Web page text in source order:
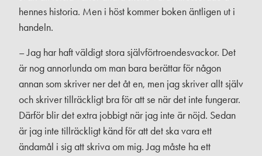
hennes historia. Men i höst kommer boken äntligen ut i
handeln.
– Jag har haft väldigt stora självförtroendesvackor. Det
är nog annorlunda om man bara berättar för någon
annan som skriver ner det åt en, men jag skriver allt själv
och skriver tillräckligt bra för att se när det inte fungerar.
Därför blir det extra jobbigt när jag inte är nöjd. Sedan
är jag inte tillräckligt känd för att det ska vara ett
ändamål i sig att skriva om mig. Jag måste ha ett